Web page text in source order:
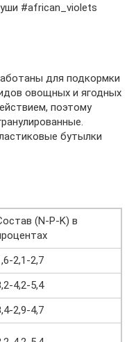
#african_violets
для подкормки
овощных и ягодных
поэтому
бутылки
(N-P-K) в
2,1-2,7
4,2-5,4
2,9-4,7